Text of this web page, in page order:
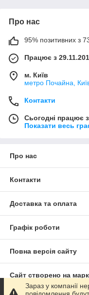
Про нас
95% позитивних з
Працює з
м. Київ
метро Почайна,
Контакти
Сьогодні працює
Показати весь
Про нас
Контакти
Доставка та оплата
Графік роботи
Повна версія сайту
Сайт створено на
Зараз у компанії